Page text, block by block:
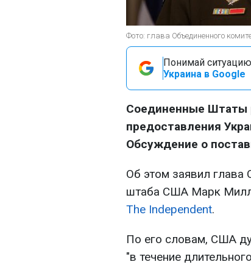
Фото: глава Объединенного
Понимай
Украина в Google
Соединенные Штаты
предоставления
Обсуждение о
Об этом заявил глава
штаба США Марк
The Independent.
По его словам, США
"в течение